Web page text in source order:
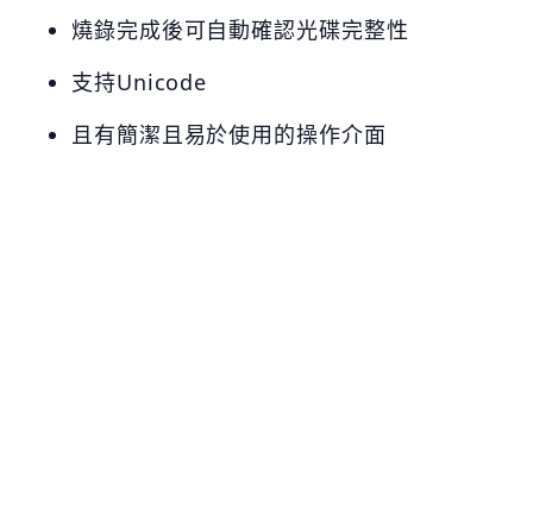
燒錄完成後可自動確認光碟完整性
支持Unicode
且有簡潔且易於使用的操作介面